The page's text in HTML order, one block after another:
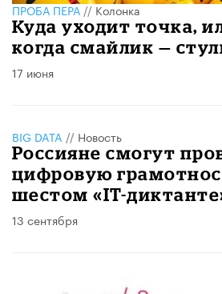
ПРОБА ПЕРА//Колонка
Куда уходит точка,
когда смайлик —
17 июня
BIG DATA // Новость
Россияне смогут
цифровую
шестом «IT-
13 сентября